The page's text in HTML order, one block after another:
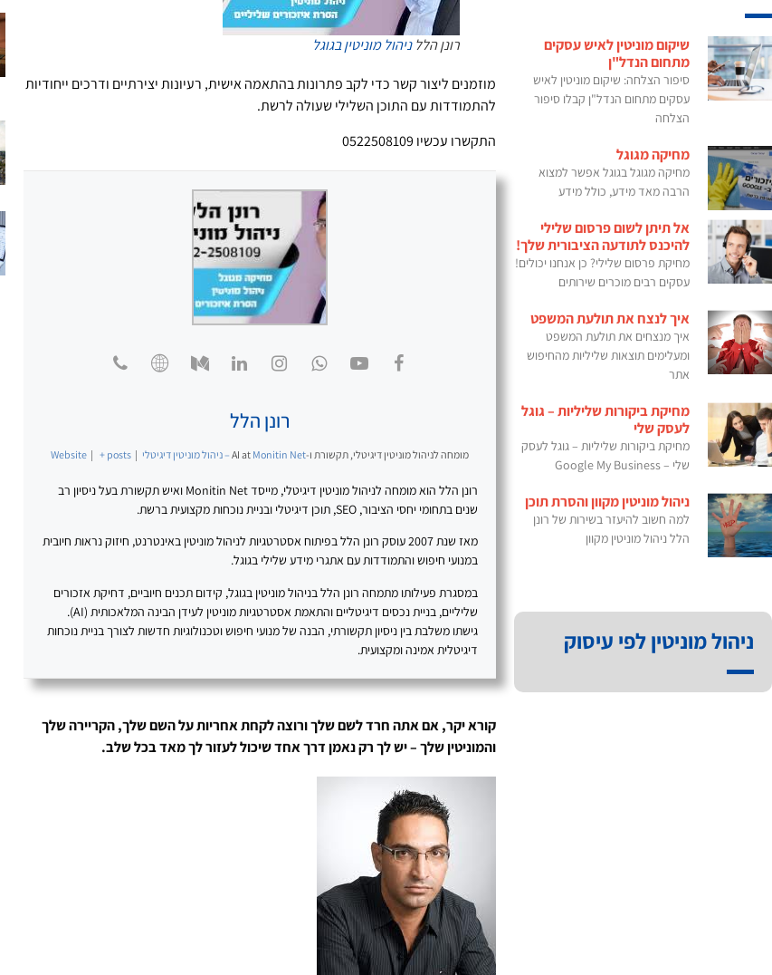
שיקום מוניטין לאיש עסקים
מתחום הנדל"ן
סיפור הצלחה: שיקום מוניטין לאיש
עסקים מתחום הנדל"ן קבלו סיפור
הצלחה
מחיקה מגוגל
מחיקה מגוגל בגוגל אפשר למצוא
הרבה מאד מידע, כולל מידע
אל תיתן לשום פרסום שלילי
להיכנס לתודעה הציבורית שלך!
מחיקת פרסום שלילי? כן אנחנו יכולים!
עסקים רבים מוכרים שירותים
איך לנצח את תולעת המשפט
איך מנצחים את תולעת המשפט
ומעלימים תוצאות שליליות מהחיפוש
אתר
מחיקת ביקורות שליליות – גוגל
לעסק שלי
מחיקת ביקורות שליליות – גוגל לעסק
שלי – Google My Business
ניהול מוניטין מקוון והסרת תוכן
למה חשוב להיעזר בשירות של רונן
הלל ניהול מוניטין מקוון
ניהול מוניטין לפי עיסוק
רונן הללניהול מוניטין בגוגל
מוזמנים ליצור קשר כדי לקב פתרונות בהתאמה אישית, רעיונות יצירתיים ודרכים ייחודיות
להתמודדות עם התוכן השלילי שעולה לרשת.
התקשרו עכשיו 0522508109
רונן הלל
מומחה לניהול מוניטין דיגיטלי, תקשורת ו-AI at Monitin Net – ניהול מוניטין דיגיטלי |
Website | + posts
רונן הלל הוא מומחה לניהול מוניטין דיגיטלי, מייסד Monitin Net ואיש תקשורת בעל ניסיון רב
שנים בתחומי יחסי הציבור, SEO, תוכן דיגיטלי ובניית נוכחות מקצועית ברשת.
מאז שנת 2007 עוסק רונן הלל בפיתוח אסטרטגיות לניהול מוניטין באינטרנט, חיזוק נראות חיובית
במנועי חיפוש והתמודדות עם אתגרי מידע שלילי בגוגל.
במסגרת פעילותו מתמחה רונן הלל בניהול מוניטין בגוגל, קידום תכנים חיוביים, דחיקת אזכורים
שליליים, בניית נכסים דיגיטליים והתאמת אסטרטגיות מוניטין לעידן הבינה המלאכותית (AI).
גישתו משלבת בין ניסיון תקשורתי, הבנה של מנועי חיפוש וטכנולוגיות חדשות לצורך בניית נוכחות
דיגיטלית אמינה ומקצועית.
קורא יקר, אם אתה חרד לשם שלך ורוצה לקחת אחריות על השם שלך, הקריירה שלך
והמוניטין שלך – יש לך רק נאמן דרך אחד שיכול לעזור לך מאד בכל שלב.